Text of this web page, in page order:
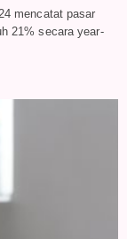
mencatat pasar
21% secara year-